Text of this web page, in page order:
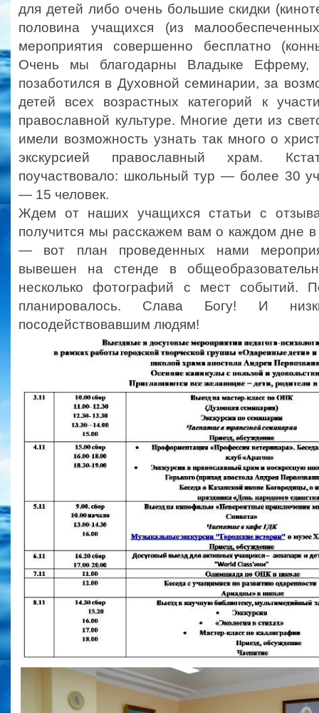
для детей либо очень большие скидки
половина учащихся (из
мероприятия совершенно бесплатно
Очень мы благодарны Владыке
позаботился в Духовной семинарии, за
детей всех возрастных категорий к
православной культуре. Многие дети из
имели возможность узнать так много о
экскурсией православный храм.
поучаствовало: школьный тур — более 30
— 15 человек.
Ждем от наших учащихся статьи с
получится мы расскажем вам о каждом дне в
— вот план проведенных нами
вывешен на стенде в
несколько фотографий с мест событий.
планировалось. Слава Богу! И
посодействовавшим людям!